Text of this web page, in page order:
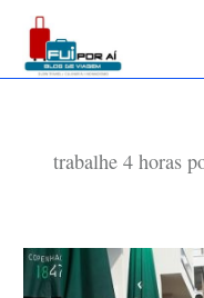
trabalhe 4 horas